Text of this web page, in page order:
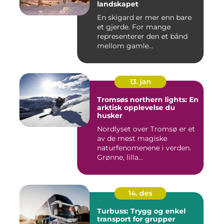
landskapet
En skigard er mer enn bare
et gjerde. For mange
representerer den et bånd
mellom gamle
13. jan
Tromsøs northern lights: En
arktisk opplevelse du
husker
Nordlyset over Tromsø er et
av de mest magiske
naturfenomenene i verden.
Grønne, lilla...
14. des
Turbuss: Trygg og enkel
transport for grupper